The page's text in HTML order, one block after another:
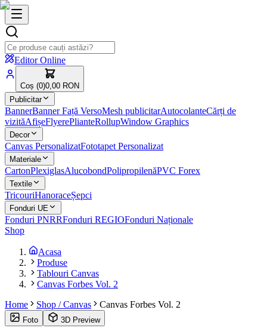
Editor Online
Coș (0)0,00 RON
Publicitar
BannerBanner Față VersoMesh publicitarAutocolanteCărți de
vizităAfișeFlyerePlianteRollupWindow Graphics
Decor
Canvas PersonalizatFototapet Personalizat
Materiale
CartonPlexiglasAlucobondPolipropilenăPVC Forex
Textile
TricouriHanoraceȘepci
Fonduri UE
Fonduri PNRRFonduri REGIOFonduri Naționale
Shop
Acasa
Produse
Tablouri Canvas
Canvas Forbes Vol. 2
Home
Shop / Canvas Canvas Forbes Vol. 2
Foto 3D Preview